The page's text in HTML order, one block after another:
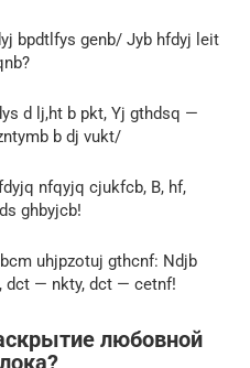
bpdtlfys genb/ Jyb hfdyj leit
d lj,ht b pkt, Yj gthdsq —
b dj vukt/
nfqyjq cjukfcb, B, hf,
ghbyjcb!
uhjpzotuj gthcnf: Ndjb
dct — nkty, dct — cetnf!
любовной